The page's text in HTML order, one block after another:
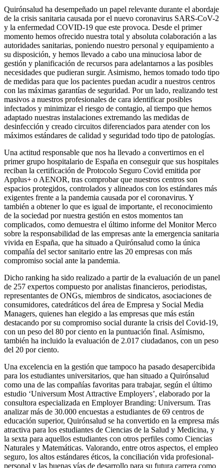
Quirónsalud ha desempeñado un papel relevante durante el abordaje
de la crisis sanitaria causada por el nuevo coronavirus SARS-CoV-2
y la enfermedad COVID-19 que este provoca. Desde el primer
momento hemos ofrecido nuestra total y absoluta colaboración a las
autoridades sanitarias, poniendo nuestro personal y equipamiento a
su disposición, y hemos llevado a cabo una minuciosa labor de
gestión y planificación de recursos para adelantarnos a las posibles
necesidades que pudieran surgir. Asimismo, hemos tomado todo tipo
de medidas para que los pacientes puedan acudir a nuestros centros
con las máximas garantías de seguridad. Por un lado, realizando test
masivos a nuestros profesionales de cara identificar posibles
infectados y minimizar el riesgo de contagio, al tiempo que hemos
adaptado nuestras instalaciones extremando las medidas de
desinfección y creado circuitos diferenciados para atender con los
máximos estándares de calidad y seguridad todo tipo de patologías.
Una actitud responsable que nos ha llevado a convertirnos en el
primer grupo hospitalario de España en conseguir que sus hospitales
reciban la certificación de Protocolo Seguro Covid emitida por
Applus+ o AENOR, tras comprobar que nuestros centros son
espacios protegidos, controlados y alineados con los estándares más
exigentes frente a la pandemia causada por el coronavirus. Y
también a obtener lo que es igual de importante, el reconocimiento
de la sociedad por nuestra gestión en estos momentos tan
complicados, como demuestra el último informe del Monitor Merco
sobre la responsabilidad de las empresas ante la emergencia sanitaria
vivida en España, que ha situado a Quirónsalud como la única
compañía del sector sanitario entre las 20 empresas con más
compromiso social ante la pandemia.
Dicho ranking ha sido realizado a partir de la evaluación de un panel
de 257 expertos compuesto por analistas financieros, periodistas,
representantes de ONGs, miembros de sindicatos, asociaciones de
consumidores, catedráticos del área de Empresa y Social Media
Managers, quienes han elegido a las empresas que más están
destacando por su compromiso social durante la crisis del Covid-19,
con un peso del 80 por ciento en la puntuación final. Asímismo,
también ha incluido la evaluación de 2.017 ciudadanos, con un peso
del 20 por ciento.
Una excelencia en la gestión que tampoco ha pasado desapercibida
para los estudiantes universitarios, que han situado a Quirónsalud
como una de las compañías favoritas para trabajar, según el último
estudio ‘Universum Most Attractive Employers’, elaborado por la
consultora especializada en Employer Branding: Universum. Tras
analizar más de 30.000 encuestas a estudiantes de 69 centros de
educación superior, Quirónsalud se ha convertido en la empresa más
atractiva para los estudiantes de Ciencias de la Salud y Medicina, y
la sexta para aquellos estudiantes con otros perfiles como Ciencias
Naturales y Matemáticas. Valorando, entre otros aspectos, el empleo
seguro, los altos estándares éticos, la conciliación vida profesional-
personal y las buenas vías de desarrollo para su futura carrera como